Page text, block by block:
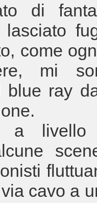
di
come
mi
blue ray
a livello
cavo a